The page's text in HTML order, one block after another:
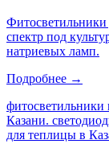
спектр под
натриевых ламп.
Подробнее →
фитосветильники
Казани.
для теплицы в